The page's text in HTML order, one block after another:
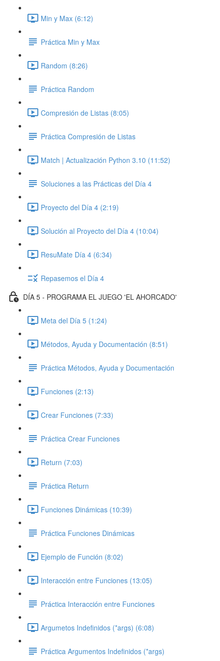
Min y Max (6:12)
Práctica Min y Max
Random (8:26)
Práctica Random
Compresión de Listas (8:05)
Práctica Compresión de Listas
Match | Actualización Python 3.10 (11:52)
Soluciones a las Prácticas del Día 4
Proyecto del Día 4 (2:19)
Solución al Proyecto del Día 4 (10:04)
ResuMate Día 4 (6:34)
Repasemos el Día 4
DÍA 5 - PROGRAMA EL JUEGO 'EL AHORCADO'
Meta del Día 5 (1:24)
Métodos, Ayuda y Documentación (8:51)
Práctica Métodos, Ayuda y Documentación
Funciones (2:13)
Crear Funciones (7:33)
Práctica Crear Funciones
Return (7:03)
Práctica Return
Funciones Dinámicas (10:39)
Práctica Funciones Dinámicas
Ejemplo de Función (8:02)
Interacción entre Funciones (13:05)
Práctica Interacción entre Funciones
Argumetos Indefinidos (*args) (6:08)
Práctica Argumentos Indefinidos (*args)